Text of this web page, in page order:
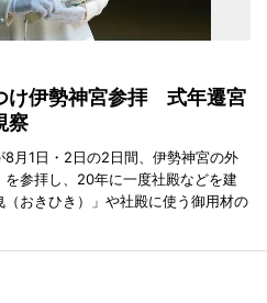
け伊勢神宮参拝 式年遷宮
察
月1日・2日の2日間、伊勢神宮の外
参拝し、20年に一度社殿などを建
おきひき）」や社殿に使う御用材の